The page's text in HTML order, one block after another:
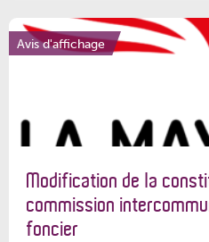
Avis d'affichage
Modification de la
commission
foncier